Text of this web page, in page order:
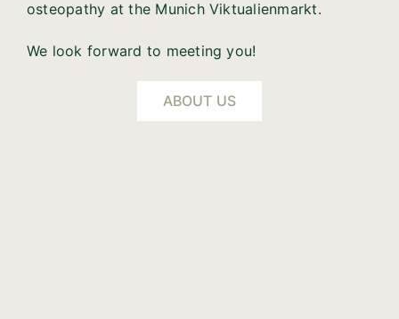
osteopathy at the Munich Viktualienmarkt.
We look forward to meeting you!
ABOUT US